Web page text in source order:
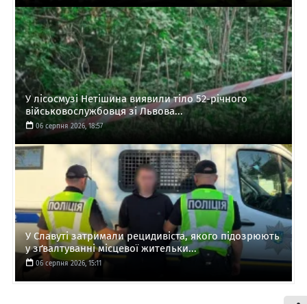
У лісосмузі Нетішина виявили тіло 52-річного
військовослужбовця зі Львова...
06 серпня 2026, 18:57
У Славуті затримали рецидивіста, якого підозрюють
у зґвалтуванні місцевої жительки...
06 серпня 2026, 15:11